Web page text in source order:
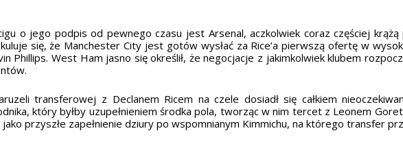
o jego podpis od pewnego czasu jest Arsenal, aczkolwiek coraz częściej
się, że Manchester City jest gotów wysłać za Rice’a pierwszą ofertę w
Phillips. West Ham jasno się określił, że negocjacje z jakimkolwiek klubem
transferowej z Declanem Ricem na czele dosiadł się całkiem
który byłby uzupełnieniem środka pola, tworząc w nim tercet z Leonem
przyszłe zapełnienie dziury po wspomnianym Kimmichu, na którego transfer